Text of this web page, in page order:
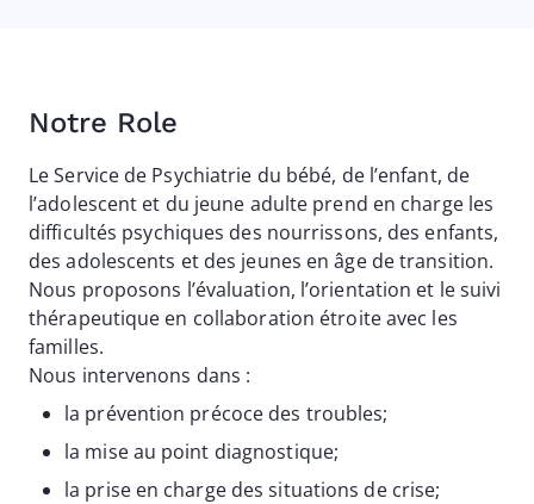
Notre Role
Le Service de Psychiatrie du bébé, de l’enfant, de
l’adolescent et du jeune adulte prend en charge les
difficultés psychiques des nourrissons, des enfants,
des adolescents et des jeunes en âge de transition.
Nous proposons l’évaluation, l’orientation et le suivi
thérapeutique en collaboration étroite avec les
familles.
Nous intervenons dans :
la prévention précoce des troubles;
la mise au point diagnostique;
la prise en charge des situations de crise;